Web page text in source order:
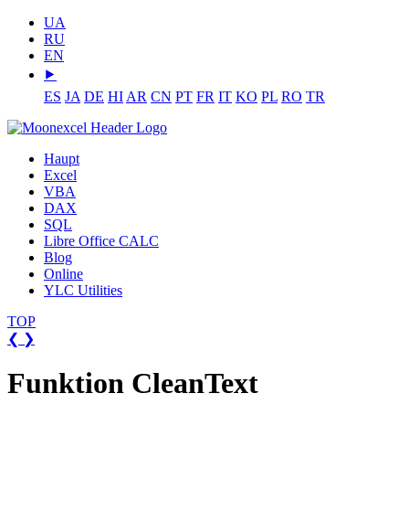
UA
RU
EN
⯈
ES JA DE HI AR CN PT FR IT KO PL RO TR
Haupt
Excel
VBA
DAX
SQL
Libre Office CALC
Blog
Online
YLC Utilities
TOP
❮ ❯
Funktion CleanText